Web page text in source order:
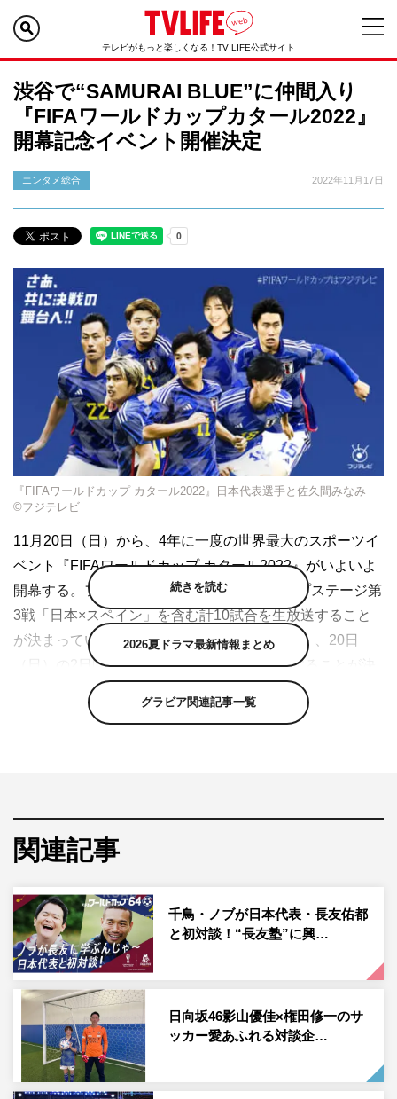
テレビがもっと楽しくなる！TV LIFE公式サイト
渋谷で“SAMURAI BLUE”に仲間入り
『FIFAワールドカップカタール2022』
開幕記念イベント開催決定
エンタメ総合 2022年11月17日
『FIFAワールドカップ カタール2022』日本代表選手と佐久間みなみ
©フジテレビ
11月20日（日）から、4年に一度の世界最大のスポーツイ
ベント『FIFAワールドカップ カタール2022』がいよいよ
開幕する。フジテレビでは、大注目のグループステージ第
3戦「日本×スペイン」を含む計10試合を生放送すること
が決まっているが、開幕直前の11月19日（土）、20日
（日）の2日間、渋谷で記念イベントを開催することが決
このイベントでは、『FIFAワールドカップ カタール
BLUE”の仲間入りができる。
また、このブースではトリックアートコーナーも設置。ポ
ーズをとって撮影すれば、華麗なるオーバーヘッドキック
のシーンが撮影できる。
開催日時：2022年11月19日（土）、20日（日）午前11時
～午後8時（参加無料）
開催場所：「PickUpランキン 渋谷ちかみち」ハチ公改札
続きを読む
2026夏ドラマ最新情報まとめ
グラビア関連記事一覧
関連記事
千鳥・ノブが日本代表・長友佑都
と初対談！“長友塾”に興…
日向坂46影山優佳×権田修一のサ
ッカー愛あふれる対談企…